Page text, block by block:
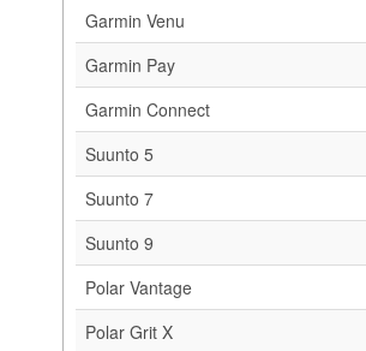
Garmin Venu
Garmin Pay
Garmin Connect
Suunto 5
Suunto 7
Suunto 9
Polar Vantage
Polar Grit X